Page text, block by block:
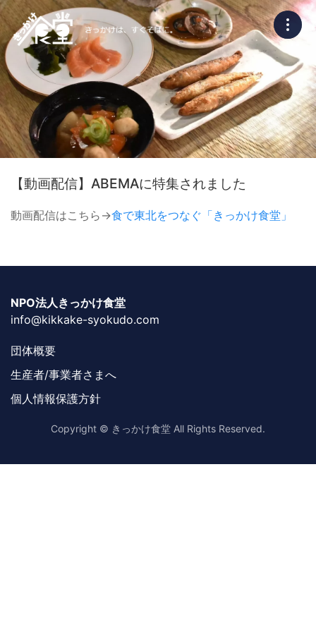
【動画配信】ABEMAに特集されました
動画配信はこちら→食で東北をつなぐ「きっかけ食堂」
NPO法人きっかけ食堂
info@kikkake-syokudo.com
団体概要
生産者/事業者さまへ
個人情報保護方針
Copyright © きっかけ食堂 All Rights Reserved.